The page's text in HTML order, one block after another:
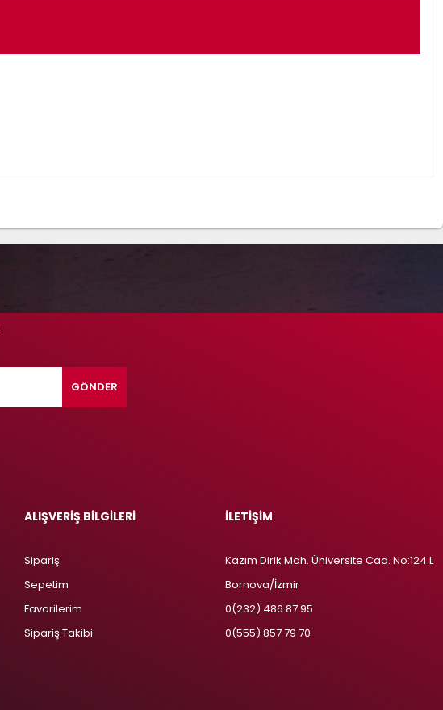
GÖNDER
ALIŞVERİŞ BİLGİLERİ
Sipariş
Sepetim
Favorilerim
Sipariş Takibi
İLETİŞİM
Kazım Dirik Mah. Üniversite Cad. No:124 L
Bornova/İzmir
0(232) 486 87 95
0(555) 857 79 70